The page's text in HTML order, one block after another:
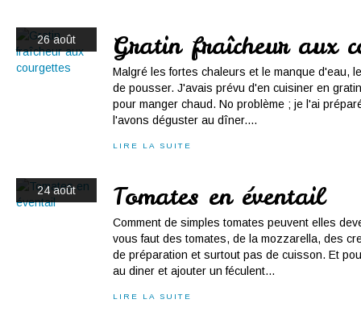
26 août Gratin fraîcheur aux
Malgré les fortes chaleurs et le manque d'eau,
de pousser. J'avais prévu d'en cuisiner en
pour manger chaud. No problème ; je l'ai
l'avons déguster au dîner....
LIRE LA SUITE
24 août Tomates en éventail
Comment de simples tomates peuvent elles
vous faut des tomates, de la mozzarella, des
de préparation et surtout pas de cuisson. Et
au diner et ajouter un féculent...
LIRE LA SUITE